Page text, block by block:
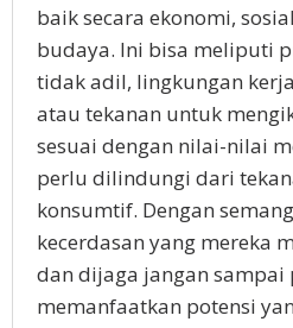
baik secara ekonomi,
budaya. Ini bisa meliputi
tidak adil, lingkungan
atau tekanan untuk
sesuai dengan nilai-nilai
perlu dilindungi dari
konsumtif. Dengan
kecerdasan yang mereka
dan dijaga jangan sampai
memanfaatkan potensi